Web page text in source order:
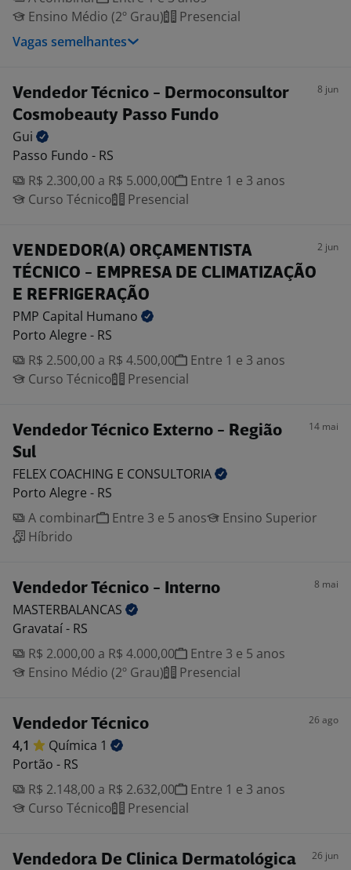
Ensino Médio (2º Grau)
Presencial
Vagas semelhantes
Vendedor Técnico - Dermoconsultor
Cosmobeauty Passo Fundo
8 jun
Gui
Passo Fundo - RS
R$ 2.300,00 a R$ 5.000,00
Entre 1 e 3 anos
Curso Técnico
Presencial
VENDEDOR(A) ORÇAMENTISTA
TÉCNICO - EMPRESA DE CLIMATIZAÇÃO
E REFRIGERAÇÃO
2 jun
PMP Capital Humano
Porto Alegre - RS
R$ 2.500,00 a R$ 4.500,00
Entre 1 e 3 anos
Curso Técnico
Presencial
Vendedor Técnico Externo - Região
Sul
14 mai
FELEX COACHING E CONSULTORIA
Porto Alegre - RS
A combinar
Entre 3 e 5 anos
Ensino Superior
Híbrido
Vendedor Técnico - Interno 8 mai
MASTERBALANCAS
Gravataí - RS
R$ 2.000,00 a R$ 4.000,00
Entre 3 e 5 anos
Ensino Médio (2º Grau)
Presencial
Vendedor Técnico 26 ago
4,1 Química 1
Portão - RS
R$ 2.148,00 a R$ 2.632,00
Entre 1 e 3 anos
Curso Técnico
Presencial
Vendedora De Clinica Dermatológica 26 jun